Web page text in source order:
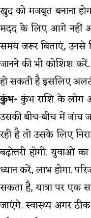
खुद को मजबूत बनाना
मदद के लिए आगे नहीं
समय जरूर बिताएं, उनसे
जानने की भी कोशिश
हो सकती है इसलिए
कुंभ-कुंभ राशि के लोग
उसकी बीच-बीच में जांच
रही है तो उसके लिए
बढ़ोत्तरी होगी. युवाओं
ध्यान करें, लाभ होगा.
सकता है, यात्रा पर एक
जाएंगे. स्वास्थ्य अगर